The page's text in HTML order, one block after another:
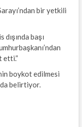
bir yetkili
başı
etti.”
boykot edilmesi
da belirtiyor.